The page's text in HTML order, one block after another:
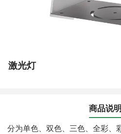
激光灯
商品说明
分为单色、双色、三色、全彩、